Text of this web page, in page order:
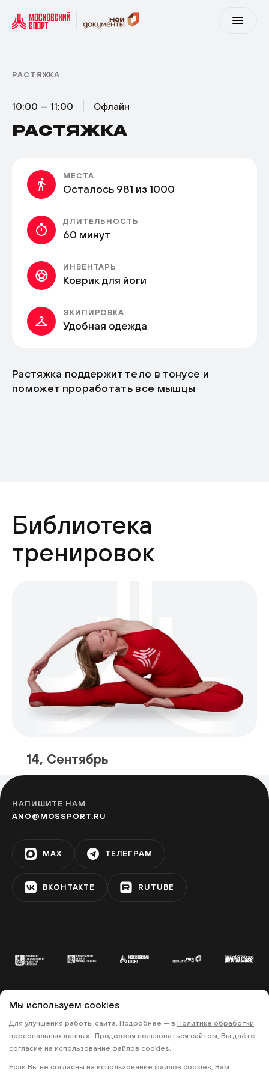
РАСТЯЖКА
10:00 — 11:00 Офлайн
РАСТЯЖКА
МЕСТА
Осталось 981 из 1000
ДЛИТЕЛЬНОСТЬ
60 минут
ИНВЕНТАРЬ
Коврик для йоги
ЭКИПИРОВКА
Удобная одежда
Растяжка поддержит тело в тонусе и
поможет проработать все мышцы
Библиотека
тренировок
14, Сентябрь
НАПИШИТЕ НАМ
ANO@MOSSPORT.RU
MAX ТЕЛЕГРАМ
ВКОНТАКТЕ RUTUBE
© 2022 «МОСКОВСКИЙ СПОРТ»
• ПОЛИТИКА КОНФИДЕНЦИАЛЬНОСТИ •
ПРАВИЛА ЗАПИСИ НА ТРЕНИРОВКИ
Мы используем cookies
Для улучшения работы сайта. Подробнее — в Политике обработки
персональных данных . Продолжая пользоваться сайтом, Вы даёте
согласие на использование файлов cookies.
Если Вы не согласны на использование файлов cookies, Вам